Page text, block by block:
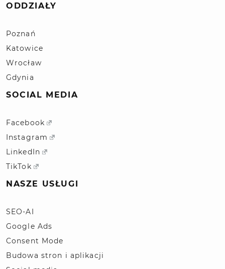
ODDZIAŁY
Poznań
Katowice
Wrocław
Gdynia
SOCIAL MEDIA
Facebook
Instagram
LinkedIn
TikTok
NASZE USŁUGI
SEO-AI
Google Ads
Consent Mode
Budowa stron i aplikacji